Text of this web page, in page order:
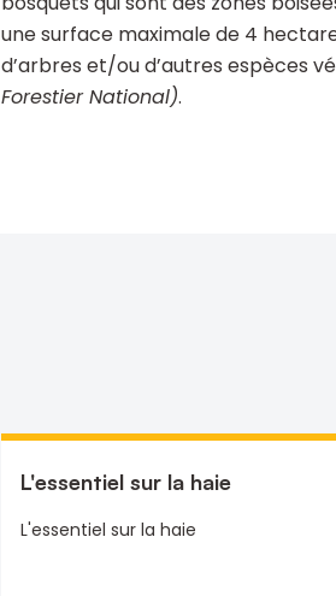
une surface maximale de 4
d’arbres et/ou d’autres espèces
Forestier National).
L'essentiel sur la haie
L'essentiel sur la haie